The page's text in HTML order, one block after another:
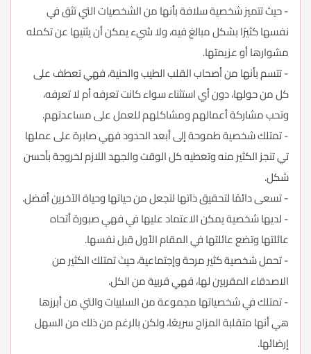
- حيث تتميز شخصية سلافة بأنها من الشخصيات التي تثق في
نفسها كثيرًا بشكل مبالغ فيه، ولا شيء يمكن أن يثنيها عن تكمله
مشوارها أو عزيمتها.
- تتسم بأنها من أصحاب القلب الطيب والحنية، فهي تعطف على
كل من حولها، دون أي استثناء سواء كانت تعرفه أم لا تعرفه،
وتحب مشاركة أعمالهم ومشاكلهم للعمل على مساعدتهم.
- تمتلك شخصية طموحة إلى أبعد الحدود فهي صابرة على عملها
تي تنجز الكثير منه وتعطيه كل الوقت والجهد اللازم لخروجة بأحسن
شكل.
- تسعى دائمًا لتحقيق ذاتها لتجعل من حياتها وحياة الآخرين أفضل.
- لديها شخصية يمكن الاعتماد عليها في فهي صبورة أتحاه
عائلتها وتضع عائلتها في المقام الأول قبل نفسها.
- تحمل شخصية كثير مرحة وإجتماعية، حيث تمتلك الكثير من
الاصدقاء المقربين لها، فهي قربية من الكل.
- تمتلك في شخصياتها مجموعة من السلبيات والتي من أبرزها
هي أنها متقلبة المزاح سريعًا، ولكن بالرغم من ذلك من السهل
إرضائها.